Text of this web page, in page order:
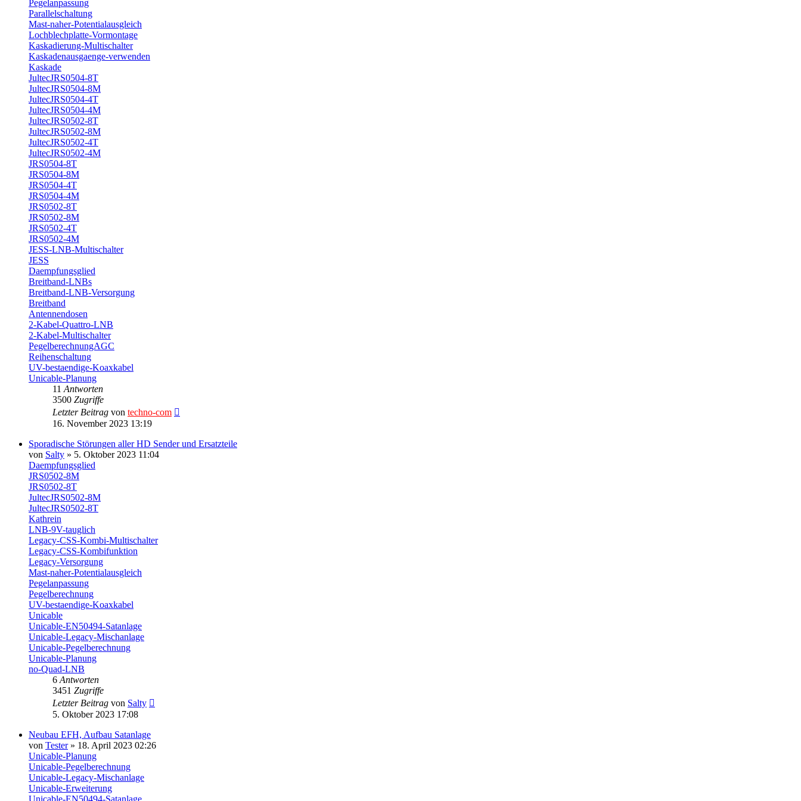
Pegelanpassung
Parallelschaltung
Mast-naher-Potentialausgleich
Lochblechplatte-Vormontage
Kaskadierung-Multischalter
Kaskadenausgaenge-verwenden
Kaskade
JultecJRS0504-8T
JultecJRS0504-8M
JultecJRS0504-4T
JultecJRS0504-4M
JultecJRS0502-8T
JultecJRS0502-8M
JultecJRS0502-4T
JultecJRS0502-4M
JRS0504-8T
JRS0504-8M
JRS0504-4T
JRS0504-4M
JRS0502-8T
JRS0502-8M
JRS0502-4T
JRS0502-4M
JESS-LNB-Multischalter
JESS
Daempfungsglied
Breitband-LNBs
Breitband-LNB-Versorgung
Breitband
Antennendosen
2-Kabel-Quattro-LNB
2-Kabel-Multischalter
PegelberechnungAGC
Reihenschaltung
UV-bestaendige-Koaxkabel
Unicable-Planung
11 Antworten
3500 Zugriffe
Letzter Beitrag von techno-com
16. November 2023 13:19
Sporadische Störungen aller HD Sender und Ersatzteile
von Salty » 5. Oktober 2023 11:04
Daempfungsglied
JRS0502-8M
JRS0502-8T
JultecJRS0502-8M
JultecJRS0502-8T
Kathrein
LNB-9V-tauglich
Legacy-CSS-Kombi-Multischalter
Legacy-CSS-Kombifunktion
Legacy-Versorgung
Mast-naher-Potentialausgleich
Pegelanpassung
Pegelberechnung
UV-bestaendige-Koaxkabel
Unicable
Unicable-EN50494-Satanlage
Unicable-Legacy-Mischanlage
Unicable-Pegelberechnung
Unicable-Planung
no-Quad-LNB
6 Antworten
3451 Zugriffe
Letzter Beitrag von Salty
5. Oktober 2023 17:08
Neubau EFH, Aufbau Satanlage
von Tester» 18. April 2023 02:26
Unicable-Planung
Unicable-Pegelberechnung
Unicable-Legacy-Mischanlage
Unicable-Erweiterung
Unicable-EN50494-Satanlage